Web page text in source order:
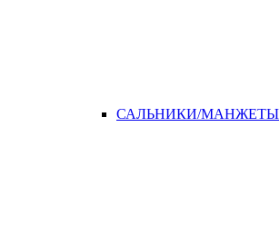
САЛЬНИКИ/МАНЖЕТЫ